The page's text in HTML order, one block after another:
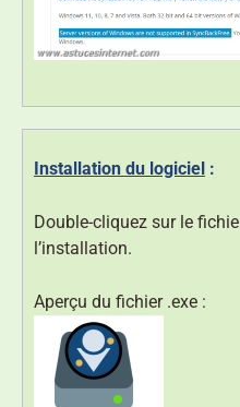
Installation du logiciel :
Double-cliquez sur le
l’installation.
Aperçu du fichier .exe :